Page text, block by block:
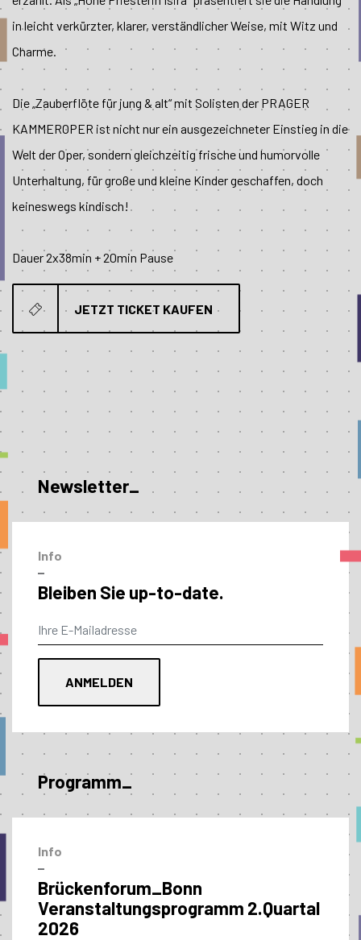
in leicht verkürzter, klarer, verständlicher Weise, mit Witz und
Charme.
Die „Zauberflöte für jung & alt“ mit Solisten der PRAGER
KAMMEROPER ist nicht nur ein ausgezeichneter Einstieg in die
Welt der Oper, sondern gleichzeitig frische und humorvolle
Unterhaltung, für große und kleine Kinder geschaffen, doch
keineswegs kindisch!
Dauer 2x38min + 20min Pause
JETZT TICKET KAUFEN
Newsletter_
Info
–
Bleiben Sie up-to-date.
Programm_
Info
–
Brückenforum_Bonn
Veranstaltungs­programm 2.Quartal
2026